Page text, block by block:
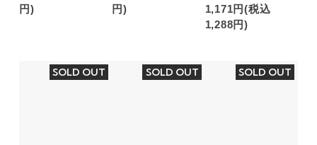
円)
円)
1,171円(税込
1,288円)
SOLD OUT SOLD OUT SOLD OUT